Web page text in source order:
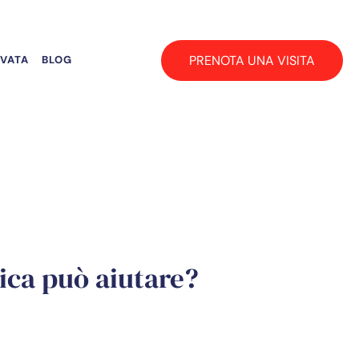
BLOG PRENOTA UNA VISITA
può aiutare?